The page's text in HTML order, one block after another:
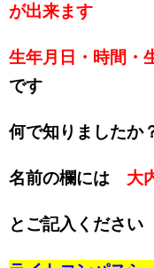
が出来ます
生年月日・時間・
です
何で知りましたか
名前の欄には 大
とご記入ください